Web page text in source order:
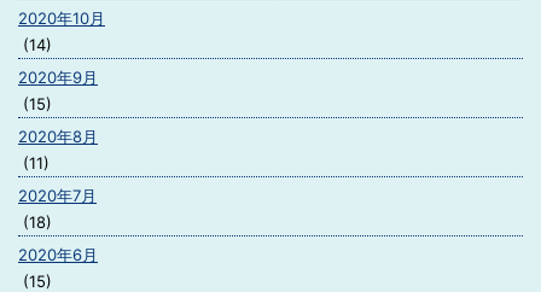
2020年10月
(14)
2020年9月
(15)
2020年8月
(11)
2020年7月
(18)
2020年6月
(15)